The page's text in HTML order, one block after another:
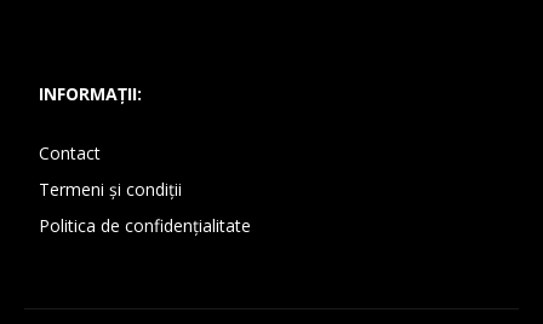
INFORMAȚII:
Contact
Termeni și condiții
Politica de confidențialitate